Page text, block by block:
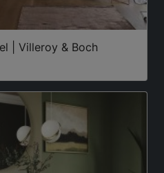
| Villeroy & Boch